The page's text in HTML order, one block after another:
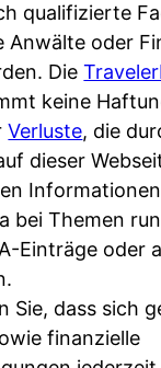
qualifizierte
Anwälte oder
Die
keine
Verluste, die
dieser
bei Themen
Einträge oder
Sie, dass sich
finanzielle